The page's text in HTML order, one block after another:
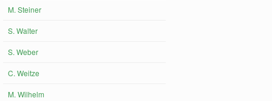
M. Steiner
S. Walter
S. Weber
C. Weitze
M. Wilhelm